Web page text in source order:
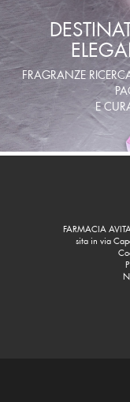
FRAGRANZE
E
FARMACIA
sita in via